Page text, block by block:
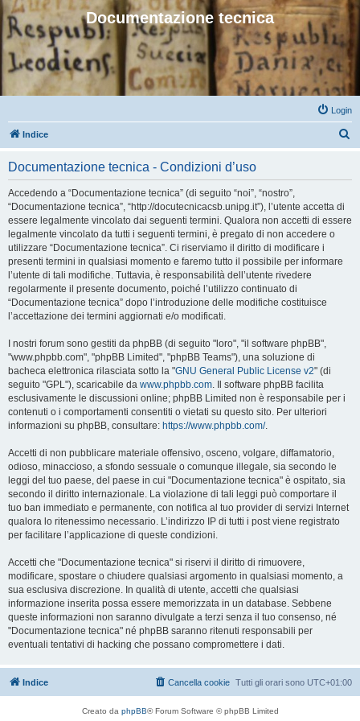
Documentazione tecnica
Login
Indice
Documentazione tecnica - Condizioni d’uso
Accedendo a “Documentazione tecnica” (di seguito “noi”, “nostro”,
“Documentazione tecnica”, “http://docutecnicacsb.unipg.it”), l’utente accetta di
essere legalmente vincolato dai seguenti termini. Qualora non accetti di essere
legalmente vincolato da tutti i seguenti termini, è pregato di non accedere o
utilizzare “Documentazione tecnica”. Ci riserviamo il diritto di modificare i
presenti termini in qualsiasi momento e faremo tutto il possibile per informare
l’utente di tali modifiche. Tuttavia, è responsabilità dell’utente rivedere
regolarmente il presente documento, poiché l’utilizzo continuato di
“Documentazione tecnica” dopo l’introduzione delle modifiche costituisce
l’accettazione dei termini aggiornati e/o modificati.
I nostri forum sono gestiti da phpBB (di seguito "loro", "il software phpBB",
"www.phpbb.com", "phpBB Limited", "phpBB Teams"), una soluzione di
bacheca elettronica rilasciata sotto la "GNU General Public License v2" (di
seguito "GPL"), scaricabile da www.phpbb.com. Il software phpBB facilita
esclusivamente le discussioni online; phpBB Limited non è responsabile per i
contenuti o i comportamenti consentiti o vietati su questo sito. Per ulteriori
informazioni su phpBB, consultare: https://www.phpbb.com/.
Accetti di non pubblicare materiale offensivo, osceno, volgare, diffamatorio,
odioso, minaccioso, a sfondo sessuale o comunque illegale, sia secondo le
leggi del tuo paese, del paese in cui "Documentazione tecnica" è ospitato, sia
secondo il diritto internazionale. La violazione di tali leggi può comportare il
tuo ban immediato e permanente, con notifica al tuo provider di servizi Internet
qualora lo ritenessimo necessario. L’indirizzo IP di tutti i post viene registrato
per facilitare l’applicazione di queste condizioni.
Accetti che "Documentazione tecnica" si riservi il diritto di rimuovere,
modificare, spostare o chiudere qualsiasi argomento in qualsiasi momento, a
sua esclusiva discrezione. In qualità di utente, accetti che qualsiasi
informazione inserita possa essere memorizzata in un database. Sebbene
queste informazioni non saranno divulgate a terzi senza il tuo consenso, né
"Documentazione tecnica" né phpBB saranno ritenuti responsabili per
eventuali tentativi di hacking che possano compromettere i dati.
Indice Tutti gli orari sono UTC+01:00
Cancella cookie
Creato da phpBB® Forum Software © phpBB Limited